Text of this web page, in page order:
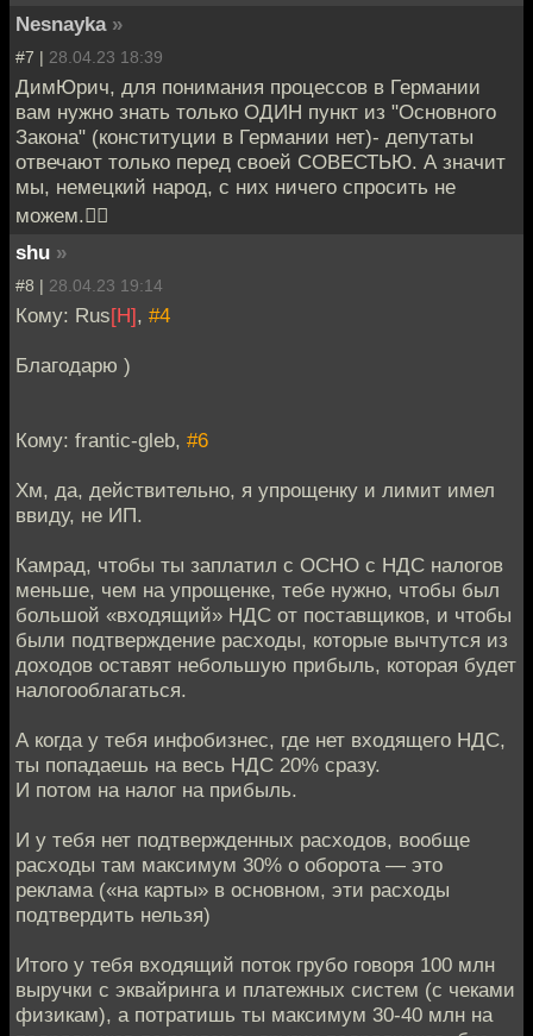
Nesnayka »
#7 | 28.04.23 18:39
ДимЮрич, для понимания процессов в Германии
вам нужно знать только ОДИН пункт из "Основного
Закона" (конституции в Германии нет)- депутаты
отвечают только перед своей СОВЕСТЬЮ. А значит
мы, немецкий народ, с них ничего спросить не
можем.🤷‍♀️
shu »
#8 | 28.04.23 19:14
Кому: Rus[H], #4
Благодарю )
Кому: frantic-gleb, #6
Хм, да, действительно, я упрощенку и лимит имел
ввиду, не ИП.
Камрад, чтобы ты заплатил с ОСНО с НДС налогов
меньше, чем на упрощенке, тебе нужно, чтобы был
большой «входящий» НДС от поставщиков, и чтобы
были подтверждение расходы, которые вычтутся из
доходов оставят небольшую прибыль, которая будет
налогооблагаться.
А когда у тебя инфобизнес, где нет входящего НДС,
ты попадаешь на весь НДС 20% сразу.
И потом на налог на прибыль.
И у тебя нет подтвержденных расходов, вообще
расходы там максимум 30% о оборота — это
реклама («на карты» в основном, эти расходы
подтвердить нельзя)
Итого у тебя входящий поток грубо говоря 100 млн
выручки с эквайринга и платежных систем (с чеками
физикам), а потратишь ты максимум 30-40 млн на